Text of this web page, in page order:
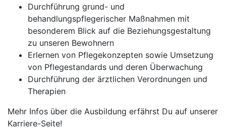
Durchführung grund- und
behandlungspflegerischer Maßnahmen mit
besonderem Blick auf die Beziehungsgestaltung
zu unseren Bewohnern
Erlernen von Pflegekonzepten sowie Umsetzung
von Pflegestandards und deren Überwachung
Durchführung der ärztlichen Verordnungen und
Therapien
Mehr Infos über die Ausbildung erfährst Du auf unserer
Karriere-Seite!